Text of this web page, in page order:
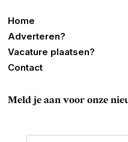
Home
Adverteren?
Vacature plaatsen?
Contact
Meld je aan voor onze